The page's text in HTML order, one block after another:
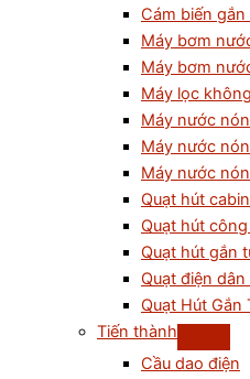
Cám biến
Máy bơm
Máy bơm
Máy lọc
Máy nước
Máy nước
Máy nước
Quạt hút
Quạt hút
Quạt hút gắn
Quạt điện
Quạt Hút Gắn
Tiến thành
Cầu dao điện